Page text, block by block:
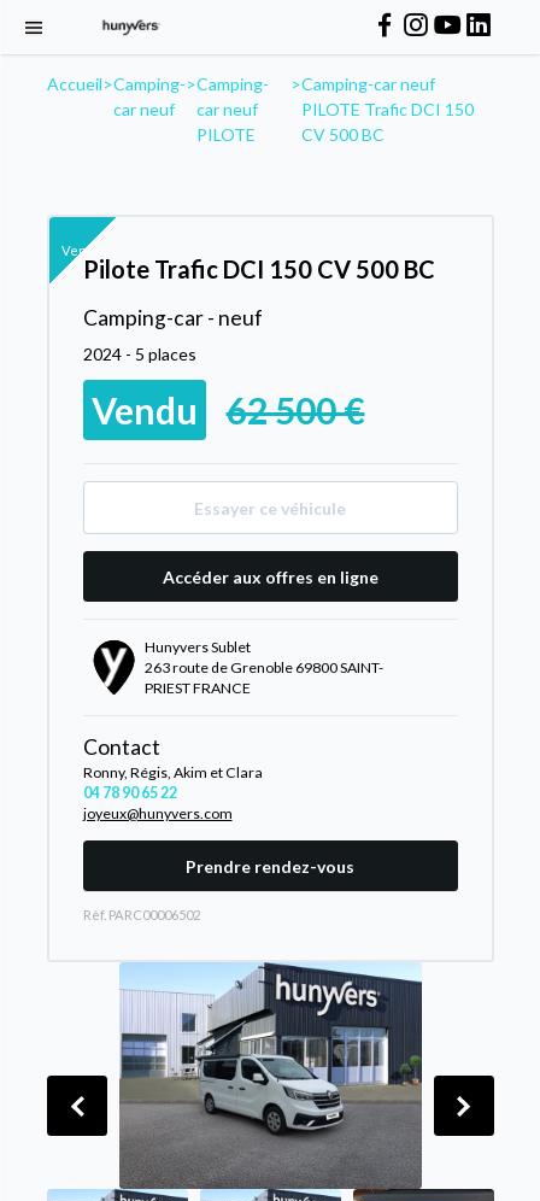
Accueil>Camping-
car neuf
>Camping-
car neuf
PILOTE
>Camping-car neuf
PILOTE Trafic DCI 150
CV 500 BC
Vendu
Pilote Trafic DCI 150 CV 500 BC
Camping-car - neuf
2024 - 5 places
Vendu 62 500 €
Essayer ce véhicule
Accéder aux offres en ligne
Hunyvers Sublet
263 route de Grenoble 69800 SAINT-
PRIEST FRANCE
Contact
Ronny, Régis, Akim et Clara
04 78 90 65 22
joyeux@hunyvers.com
Prendre rendez-vous
Rèf. PARC00006502